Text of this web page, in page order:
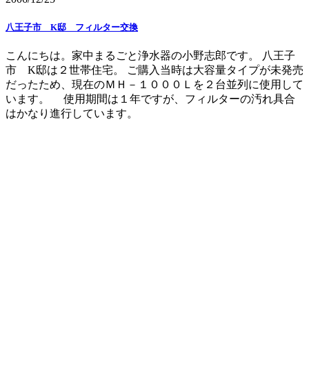
八王子市 K邸 フィルター交換
こんにちは。家中まるごと浄水器の小野志郎です。 八王子
市 K邸は２世帯住宅。 ご購入当時は大容量タイプが未発売
だったため、現在のＭＨ－１０００Ｌを２台並列に使用して
います。 使用期間は１年ですが、フィルターの汚れ具合
はかなり進行しています。